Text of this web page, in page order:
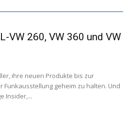
VW 260, VW 360 und VW
ihre neuen Produkte bis zur
geheim zu halten. Und
Insider,...